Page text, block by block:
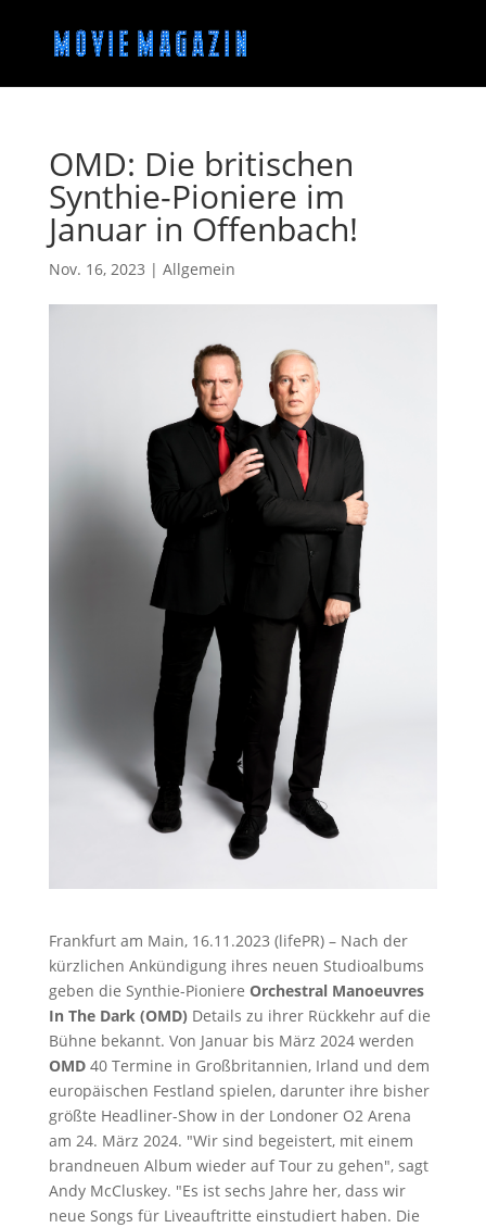
OMD: Die britischen
Synthie-Pioniere im
Januar in Offenbach!
Nov. 16, 2023 | Allgemein
Frankfurt am Main, 16.11.2023 (lifePR) – Nach der
kürzlichen Ankündigung ihres neuen Studioalbums
geben die Synthie-Pioniere Orchestral Manoeuvres
In The Dark (OMD) Details zu ihrer Rückkehr auf die
Bühne bekannt. Von Januar bis März 2024 werden
OMD40 Termine in Großbritannien, Irland und dem
europäischen Festland spielen, darunter ihre bisher
größte Headliner-Show in der Londoner O2 Arena
am 24. März 2024. "Wir sind begeistert, mit einem
brandneuen Album wieder auf Tour zu gehen", sagt
Andy McCluskey. "Es ist sechs Jahre her, dass wir
neue Songs für Liveauftritte einstudiert haben. Die